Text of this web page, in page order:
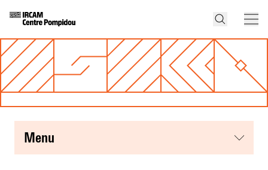
menu